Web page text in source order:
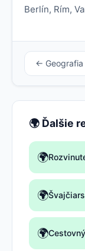
Berlín, Rím,
← Geografia
🌍 Ďalšie
🌍
🌍
🌍